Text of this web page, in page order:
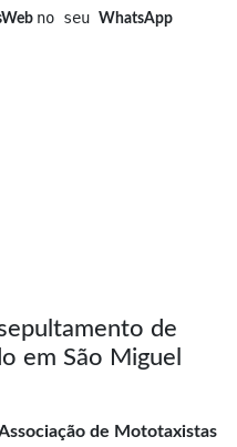
no seu WhatsApp
de
em São Miguel
de Mototaxistas